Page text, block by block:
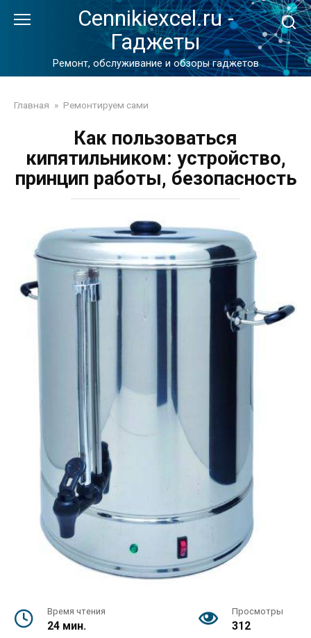
Cennikiexcel.ru -
Гаджеты
Ремонт, обслуживание и обзоры гаджетов
Главная » Ремонтируем сами
Как пользоваться
кипятильником: устройство,
принцип работы, безопасность
Время чтения
24 мин.
Просмотры
312